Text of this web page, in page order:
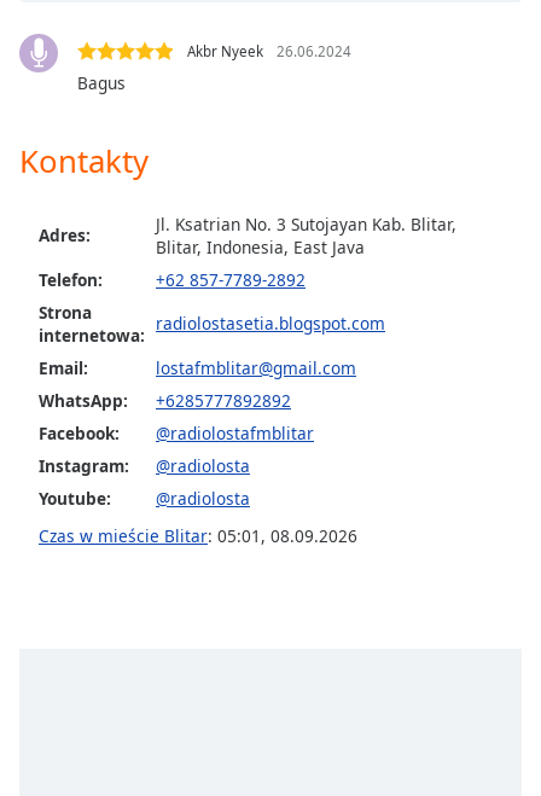
Descriptions
descriptions
Subtitles
settings
opens
subtitles
settings
subtitles
off,
selected
Track
Picture-
Akbr Nyeek 26.06.2024
Bagus
Kontakty
Adres:
Jl. Ksatrian No. 3 Sutojayan Kab. Blitar,
Blitar, Indonesia, East Java
Telefon:
+62 857-7789-2892
Strona
internetowa:
radiolostasetia.blogspot.com
Email:
lostafmblitar@gmail.com
WhatsApp:
+6285777892892
Facebook:
@radiolostafmblitar
Instagram:
@radiolosta
Youtube:
@radiolosta
Czas w mieście Blitar: 05:01 , 08.09.2026